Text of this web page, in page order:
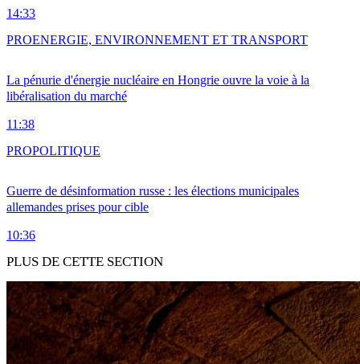
14:33
La pénurie d'énergie nucléaire en Hongrie ouvre la voie à la
libéralisation du marché
11:38
PROENERGIE, ENVIRONNEMENT ET TRANSPORT
Guerre de désinformation russe : les élections municipales
allemandes prises pour cible
10:36
PROPOLITIQUE
PLUS DE CETTE SECTION